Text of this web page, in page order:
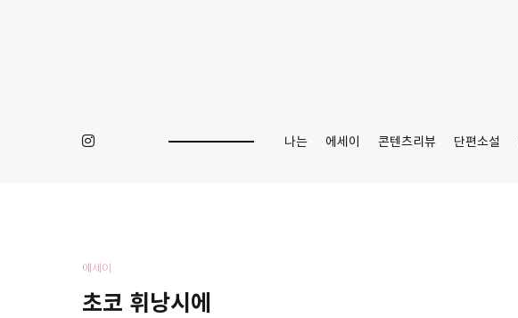
나는 에세이 콘텐츠리뷰 단편소설
에세이
초코 휘낭시에